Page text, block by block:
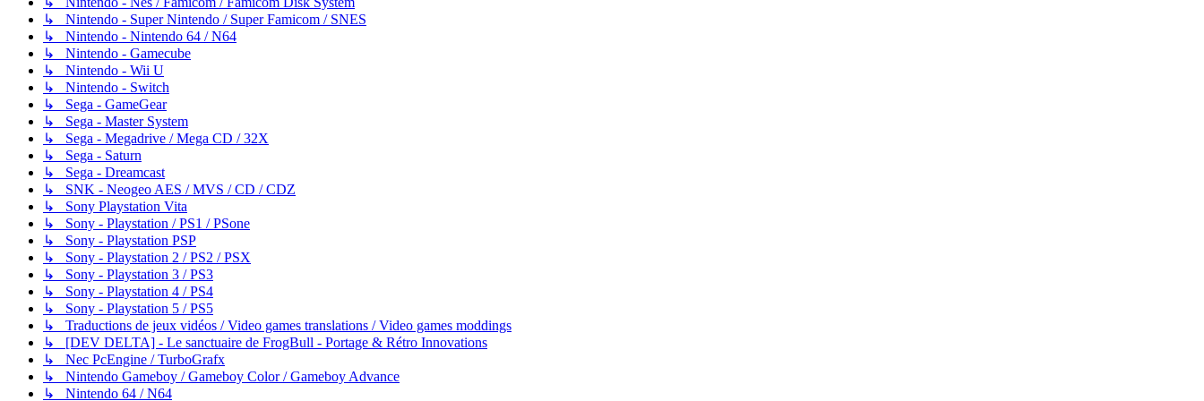
↳ Nintendo - Super Nintendo / Super Famicom / SNES
↳ Nintendo - Nintendo 64 / N64
↳ Nintendo - Gamecube
↳ Nintendo - Wii U
↳ Nintendo - Switch
↳ Sega - GameGear
↳ Sega - Master System
↳ Sega - Megadrive / Mega CD / 32X
↳ Sega - Saturn
↳ Sega - Dreamcast
↳ SNK - Neogeo AES / MVS / CD / CDZ
↳ Sony Playstation Vita
↳ Sony - Playstation / PS1 / PSone
↳ Sony - Playstation PSP
↳ Sony - Playstation 2 / PS2 / PSX
↳ Sony - Playstation 3 / PS3
↳ Sony - Playstation 4 / PS4
↳ Sony - Playstation 5 / PS5
↳ Traductions de jeux vidéos / Video games translations / Video games moddings
↳ [DEV DELTA] - Le sanctuaire de FrogBull - Portage & Rétro Innovations
↳ Nec PcEngine / TurboGrafx
↳ Nintendo Gameboy / Gameboy Color / Gameboy Advance
↳ Nintendo 64 / N64